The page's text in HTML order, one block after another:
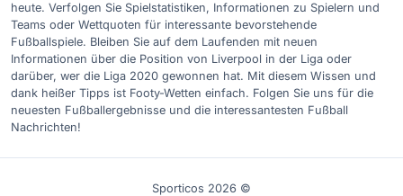
heute. Verfolgen Sie Spielstatistiken, Informationen zu Spielern und
Teams oder Wettquoten für interessante bevorstehende
Fußballspiele. Bleiben Sie auf dem Laufenden mit neuen
Informationen über die Position von Liverpool in der Liga oder
darüber, wer die Liga 2020 gewonnen hat. Mit diesem Wissen und
dank heißer Tipps ist Footy-Wetten einfach. Folgen Sie uns für die
neuesten Fußballergebnisse und die interessantesten Fußball
Nachrichten!
Sporticos 2026 ©